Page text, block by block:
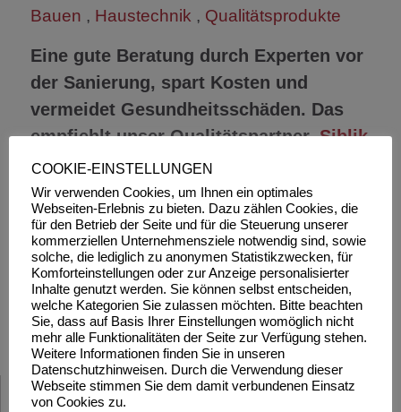
Bauen , Haustechnik , Qualitätsprodukte
Eine gute Beratung durch Experten vor
der Sanierung, spart Kosten und
vermeidet Gesundheitsschäden. Das
empfiehlt unser Qualitätspartner,Siblik
Elektrik GmbH & Co. KG
Das Thema...
Weiterlesen
NÄCHSTE
COOKIE-EINSTELLUNGEN
Wir verwenden Cookies, um Ihnen ein optimales
Webseiten-Erlebnis zu bieten. Dazu zählen Cookies, die
für den Betrieb der Seite und für die Steuerung unserer
kommerziellen Unternehmensziele notwendig sind, sowie
solche, die lediglich zu anonymen Statistikzwecken, für
Komforteinstellungen oder zur Anzeige personalisierter
Inhalte genutzt werden. Sie können selbst entscheiden,
welche Kategorien Sie zulassen möchten. Bitte beachten
Sie, dass auf Basis Ihrer Einstellungen womöglich nicht
mehr alle Funktionalitäten der Seite zur Verfügung stehen.
Weitere Informationen finden Sie in unseren
Datenschutzhinweisen. Durch die Verwendung dieser
Webseite stimmen Sie dem damit verbundenen Einsatz
von Cookies zu.